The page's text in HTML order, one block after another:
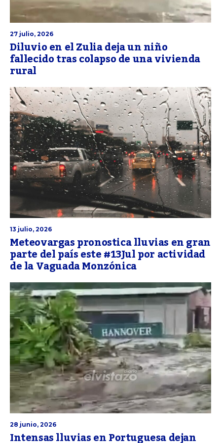
27 julio, 2026
Diluvio en el Zulia deja un niño
fallecido tras colapso de una vivienda
rural
13 julio, 2026
Meteovargas pronostica lluvias en gran
parte del país este #13Jul por actividad
de la Vaguada Monzónica
28 junio, 2026
Intensas lluvias en Portuguesa dejan